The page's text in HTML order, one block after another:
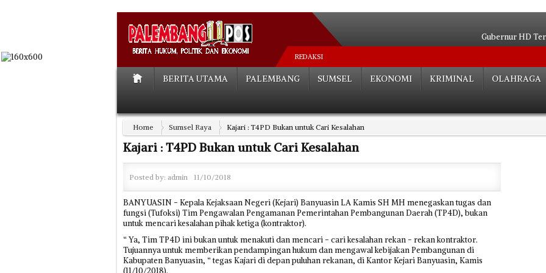
Gubernur HD
Cucu KH Zen Syukri
SAKIP Terbaik di Luar Pulau Jawa,
Bentuk Satgas, Targetkan Angka
HD Pastikan Atlet
REDAKSI
BERITA UTAMA PALEMBANG SUMSEL EKONOMI KRIMINAL OLAHRAGA
Home Sumsel Raya Kajari : T4PD Bukan untuk Cari Kesalahan
Kajari : T4PD Bukan untuk Cari Kesalahan
Posted by: admin 11/10/2018
BANYUASIN - Kepala Kejaksaan Negeri (Kejari) Banyuasin LA Kamis SH MH menegaskan tugas dan
fungsi (Tufoksi) Tim Pengawalan Pengamanan Pemerintahan Pembangunan Daerah (TP4D), bukan
untuk mencari kesalahan pihak ketiga (kontraktor).
“ Ya, Tim TP4D ini bukan untuk menakuti dan mencari - cari kesalahan rekan - rekan kontraktor.
Tujuannya untuk memberikan pendampingan hukum dan mengawal kebijakan Pembangunan di
Kabupaten Banyuasin, “ tegas Kajari di depan puluhan rekanan, di Kantor Kejari Banyuasin, Kamis
(11/10/2018).